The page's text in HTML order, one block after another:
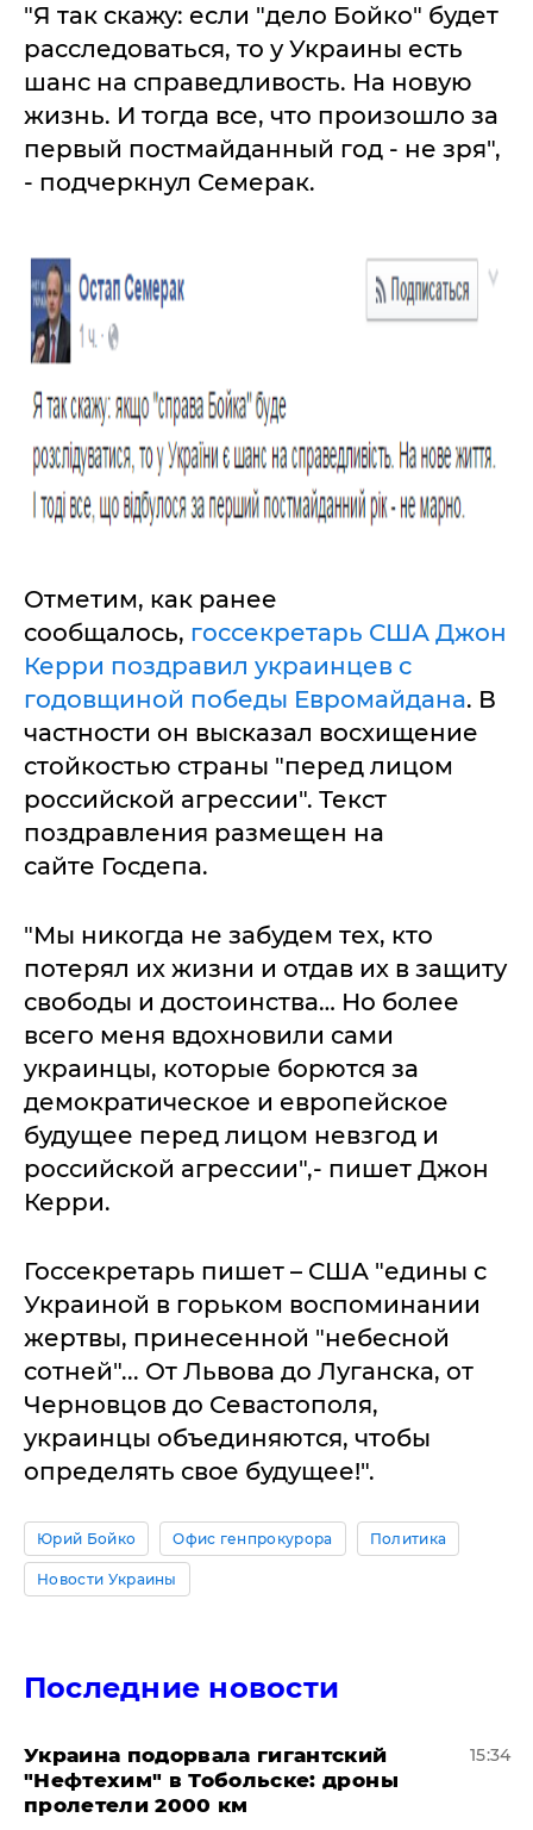
"Я так скажу: если "дело Бойко" будет
расследоваться, то у Украины есть
шанс на справедливость. На новую
жизнь. И тогда все, что произошло за
первый постмайданный год - не зря",
- подчеркнул Семерак.
Отметим, как ранее
сообщалось, госсекретарь США Джон
Керри поздравил украинцев с
годовщиной победы Евромайдана. В
частности он высказал восхищение
стойкостью страны "перед лицом
российской агрессии". Текст
поздравления размещен на
сайте Госдепа.
"Мы никогда не забудем тех, кто
потерял их жизни и отдав их в защиту
свободы и достоинства… Но более
всего меня вдохновили сами
украинцы, которые борются за
демократическое и европейское
будущее перед лицом невзгод и
российской агрессии",- пишет Джон
Керри.
Госсекретарь пишет – США "едины с
Украиной в горьком воспоминании
жертвы, принесенной "небесной
сотней"... От Львова до Луганска, от
Черновцов до Севастополя,
украинцы объединяются, чтобы
определять свое будущее!".
Юрий Бойко Офис генпрокурора Политика
Новости Украины
Последние новости
Украина подорвала гигантский
"Нефтехим" в Тобольске: дроны
пролетели 2000 км
15:34